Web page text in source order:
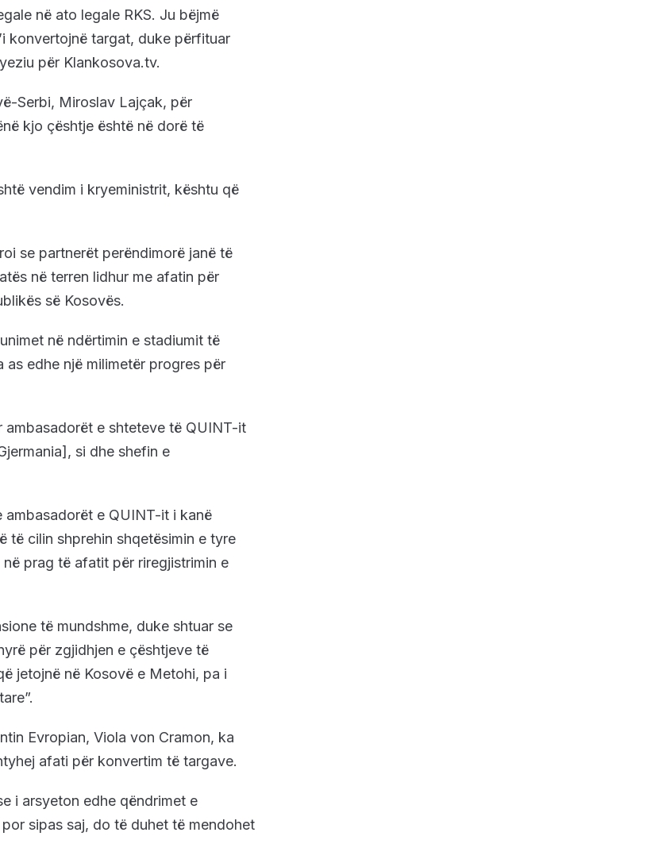
në ato legale RKS. Ju bëjmë
konvertojnë targat, duke përfituar
për Klankosova.tv.
Serbi, Miroslav Lajçak, për
kjo çështje është në dorë të
vendim i kryeministrit, kështu që
se partnerët perëndimorë janë të
në terren lidhur me afatin për
së Kosovës.
në ndërtimin e stadiumit të
edhe një milimetër progres për
ambasadorët e shteteve të QUINT-it
si dhe shefin e
ambasadorët e QUINT-it i kanë
të cilin shprehin shqetësimin e tyre
prag të afatit për riregjistrimin e
të mundshme, duke shtuar se
për zgjidhjen e çështjeve të
jetojnë në Kosovë e Metohi, pa i
Evropian, Viola von Cramon, ka
afati për konvertim të targave.
i arsyeton edhe qëndrimet e
sipas saj, do të duhet të mendohet